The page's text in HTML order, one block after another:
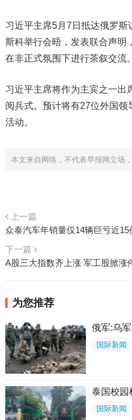
习近平主席5月7日抵达俄罗
斯科举行会晤，发表联合声明
在非正式氛围下进行茶叙交流。
习近平主席将作为主宾之一出
阅兵式。预计将有27位外国
活动。
本文来自网络，不代表早报网立场
上一篇
众泰汽车年销量仅14辆巨亏近
下一篇
A股三大指数齐上涨 军工股掀涨
为您推荐
俄军:乌
国际新闻
泰国校园
国际新闻